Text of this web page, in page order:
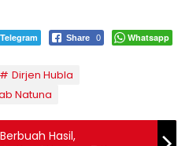
Telegram Share 0 Whatsapp
Dirjen Hubla
Natuna
Hasil,